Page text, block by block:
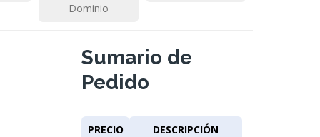
Dominio
Sumario de
Pedido
DESCRIPCIÓN
PRECIO